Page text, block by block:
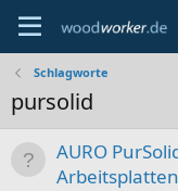
Schlagworte
pursolid
AURO